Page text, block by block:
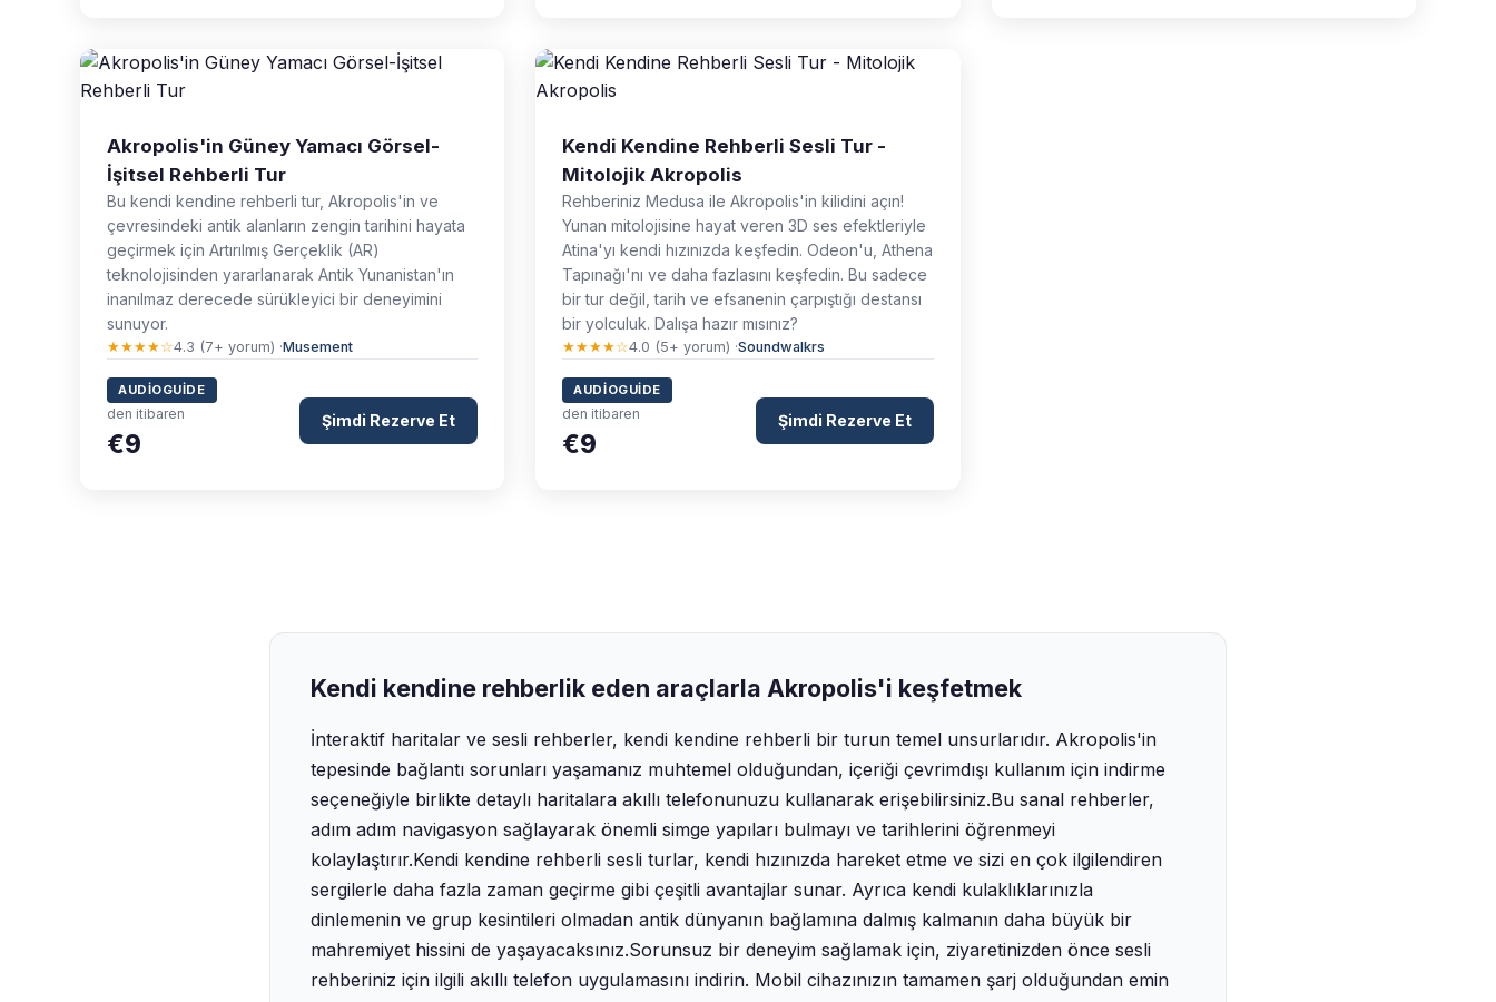
Akropolis'in Güney Yamacı Görsel-
İşitsel Rehberli Tur
Bu kendi kendine rehberli tur, Akropolis'in ve
çevresindeki antik alanların zengin tarihini hayata
geçirmek için Artırılmış Gerçeklik (AR)
teknolojisinden yararlanarak Antik Yunanistan'ın
inanılmaz derecede sürükleyici bir deneyimini
sunuyor.
★★★★☆4.3 (7+ yorum) ·Musement
AUDIOGUIDE
den itibaren
€9
Şimdi Rezerve Et
Kendi Kendine Rehberli Sesli Tur -
Mitolojik Akropolis
Rehberiniz Medusa ile Akropolis'in kilidini açın!
Yunan mitolojisine hayat veren 3D ses efektleriyle
Atina'yı kendi hızınızda keşfedin. Odeon'u, Athena
Tapınağı'nı ve daha fazlasını keşfedin. Bu sadece
bir tur değil, tarih ve efsanenin çarpıştığı destansı
bir yolculuk. Dalışa hazır mısınız?
★★★★☆4.0 (5+ yorum) ·Soundwalkrs
AUDIOGUIDE
den itibaren
€9
Şimdi Rezerve Et
Kendi kendine rehberlik eden araçlarla Akropolis'i keşfetmek
İnteraktif haritalar ve sesli rehberler, kendi kendine rehberli bir turun temel unsurlarıdır. Akropolis'in
tepesinde bağlantı sorunları yaşamanız muhtemel olduğundan, içeriği çevrimdışı kullanım için indirme
seçeneğiyle birlikte detaylı haritalara akıllı telefonunuzu kullanarak erişebilirsiniz.‍Bu sanal rehberler,
adım adım navigasyon sağlayarak önemli simge yapıları bulmayı ve tarihlerini öğrenmeyi
kolaylaştırır.‍Kendi kendine rehberli sesli turlar, kendi hızınızda hareket etme ve sizi en çok ilgilendiren
sergilerle daha fazla zaman geçirme gibi çeşitli avantajlar sunar. Ayrıca kendi kulaklıklarınızla
dinlemenin ve grup kesintileri olmadan antik dünyanın bağlamına dalmış kalmanın daha büyük bir
mahremiyet hissini de yaşayacaksınız.‍Sorunsuz bir deneyim sağlamak için, ziyaretinizden önce sesli
rehberiniz için ilgili akıllı telefon uygulamasını indirin. Mobil cihazınızın tamamen şarj olduğundan emin